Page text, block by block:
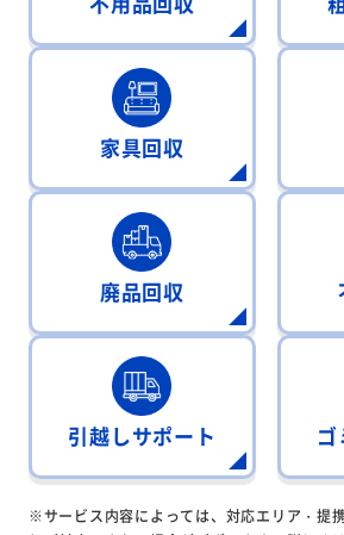
家具回収
廃品回収
引越しサポート
※サービス内容によっては、対応エリア・提